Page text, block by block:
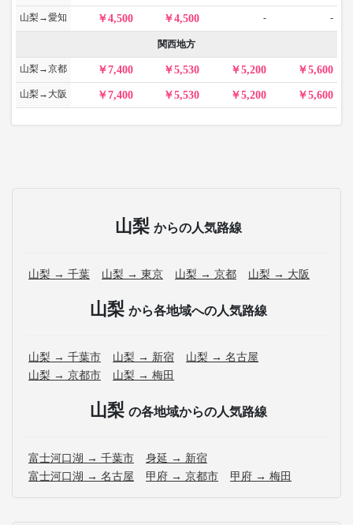
山梨→愛知 4,500 4,500 - -
関西地方
山梨→京都 7,400 5,530 5,200 5,600
山梨→大阪 7,400 5,530 5,200 5,600
山梨 からの人気路線
山梨 → 千葉 山梨 → 東京 山梨 → 京都 山梨 → 大阪
山梨 から各地域への人気路線
山梨 → 千葉市 山梨 → 新宿
山梨 → 名古屋
山梨 → 京都市
山梨 → 梅田
山梨 の各地域からの人気路線
富士河口湖 → 千葉市
身延 → 新宿
富士河口湖 → 名古屋
甲府 → 京都市 甲府 → 梅田